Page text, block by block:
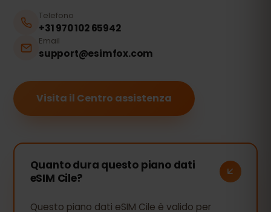
Telefono
+31 970 102 65942
Email
support@esimfox.com
Visita il Centro assistenza
Quanto dura questo piano dati
eSIM Cile?
Questo piano dati eSIM Cile è valido per